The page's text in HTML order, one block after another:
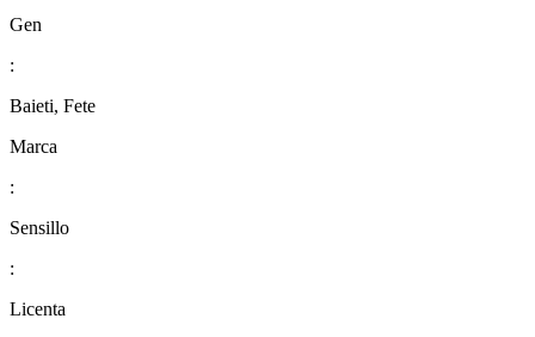
Gen
:
Baieti, Fete
Marca
:
Sensillo
:
Licenta